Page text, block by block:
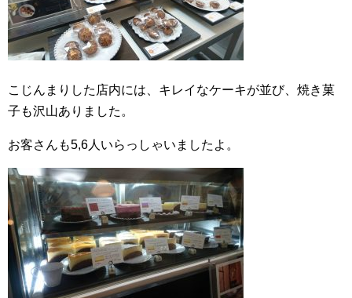
こじんまりした店内には、キレイなケーキが並び、焼き菓
子も沢山ありました。
お客さんも5,6人いらっしゃいましたよ。